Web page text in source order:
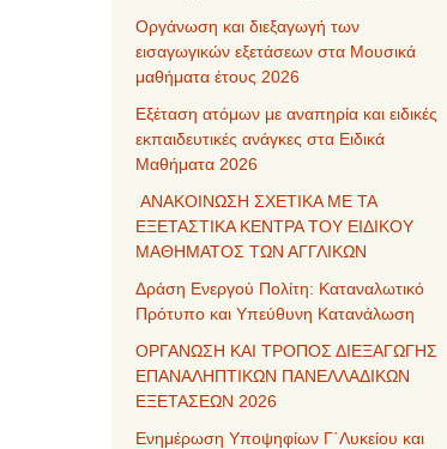
Οργάνωση και διεξαγωγή των
εισαγωγικών εξετάσεων στα Μουσικά
μαθήματα έτους 2026
Εξέταση ατόμων με αναπηρία και ειδικές
εκπαιδευτικές ανάγκες στα Ειδικά
Μαθήματα 2026
ΑΝΑΚΟΙΝΩΣΗ ΣΧΕΤΙΚΑ ΜΕ ΤΑ
ΕΞΕΤΑΣΤΙΚΑ ΚΕΝΤΡΑ ΤΟΥ ΕΙΔΙΚΟΥ
ΜΑΘΗΜΑΤΟΣ ΤΩΝ ΑΓΓΛΙΚΩΝ
Δράση Ενεργού Πολίτη: Καταναλωτικό
Πρότυπο και Υπεύθυνη Κατανάλωση
ΟΡΓΑΝΩΣΗ ΚΑΙ ΤΡΟΠΟΣ ΔΙΕΞΑΓΩΓΗΣ
ΕΠΑΝΑΛΗΠΤΙΚΩΝ ΠΑΝΕΛΛΑΔΙΚΩΝ
ΕΞΕΤΑΣΕΩΝ 2026
Ενημέρωση Υποψηφίων Γ΄Λυκείου και